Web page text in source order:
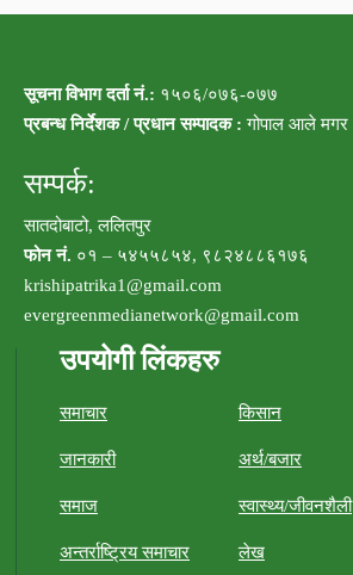
सूचना विभाग दर्ता नं.: १५०६/०७६-०७७
प्रबन्ध निर्देशक / प्रधान सम्पादक : गोपाल आले मगर
सम्पर्क:
सातदोबाटो, ललितपुर
फोन नं. ०१ – ५४५५८५४, ९८२४८८६१७६
krishipatrika1@gmail.com
evergreenmedianetwork@gmail.com
उपयोगी लिंकहरु
समाचार किसान
जानकारी अर्थ/बजार
समाज स्वास्थ्य/जीवनशैली
अन्तर्राष्ट्रिय समाचार लेख